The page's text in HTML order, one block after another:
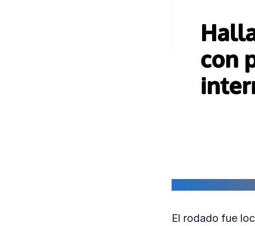
El rodado fue